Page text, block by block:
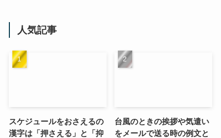
人気記事
スケジュールをおさえるの
漢字は「押さえる」と「抑
台風のときの挨拶や気遣い
をメールで送る時の例文と